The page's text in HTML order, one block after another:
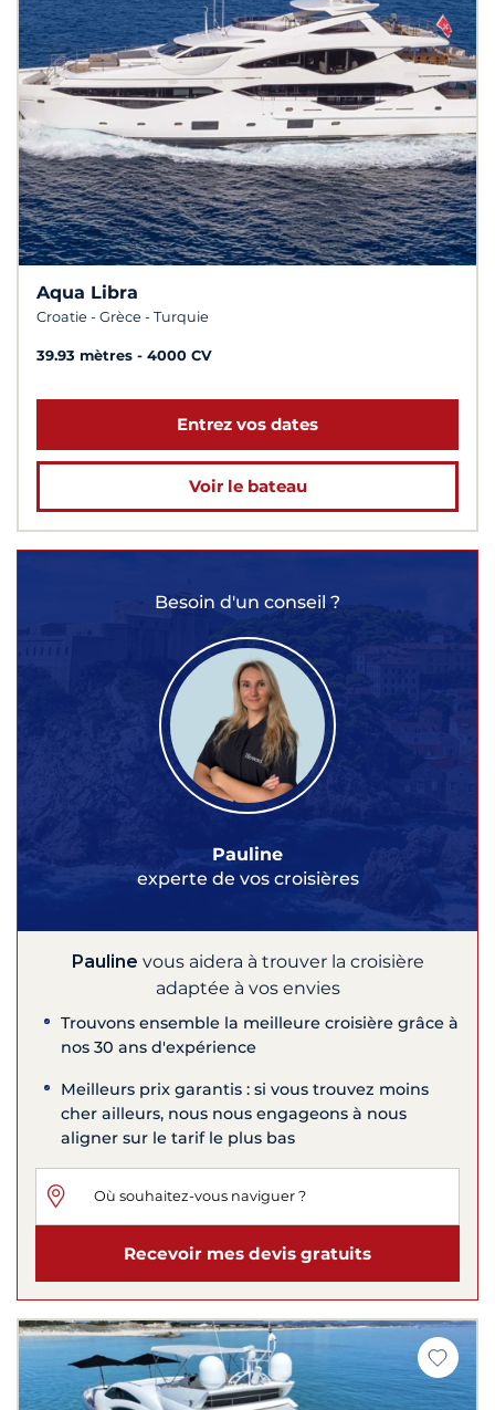
Aqua Libra
Croatie - Grèce - Turquie
39.93 mètres 4000 CV
Entrez vos dates
Voir le bateau
Besoin d'un conseil ?
Pauline
experte de vos croisières
Pauline vous aidera à trouver la croisière
adaptée à vos envies
Trouvons ensemble la meilleure croisière grâce à
nos 30 ans d'expérience
Meilleurs prix garantis : si vous trouvez moins
cher ailleurs, nous nous engageons à nous
aligner sur le tarif le plus bas
Recevoir mes devis gratuits